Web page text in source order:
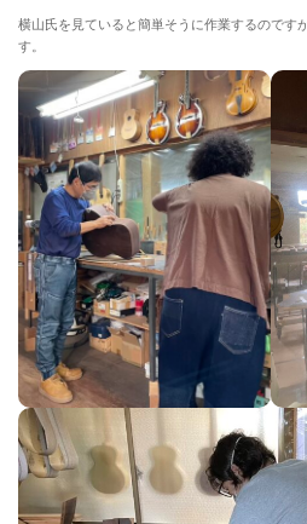
横山氏を見ていると簡単そうに作業するのです
す。